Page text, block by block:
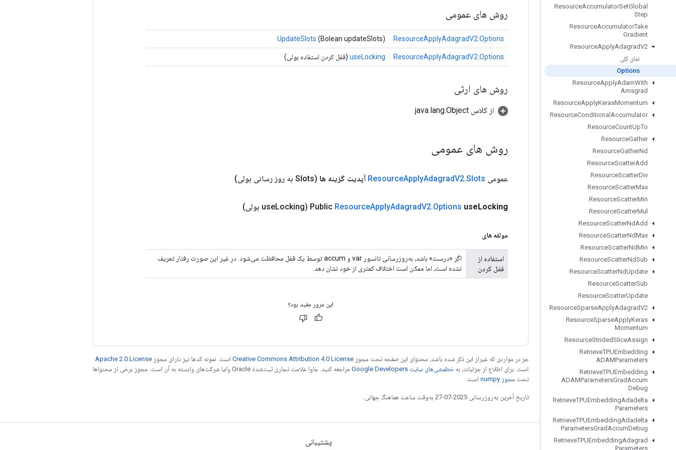
ResourceAccumulatorSetGlobal
Step
ResourceAccumulatorTake
Gradient
ResourceApplyAdagradV2
نمای کلی
Options
ResourceApplyAdamWith
Amsgrad
ResourceApplyKerasMomentum
ResourceConditional Accumulator
ResourceCountUpTo
ResourceGather
ResourceGatherNd
ResourceScatterAdd
ResourceScatterDiv
ResourceScatterMax
ResourceScatterMin
ResourceScatterMul
ResourceScatterNdAdd
ResourceScatterNdMax
ResourceScatterNdMin
ResourceScatterNdSub
ResourceScatterNdUpdate
ResourceScatterSub
ResourceScatterUpdate
ResourceSparseApplyAdagradV2
ResourceSparseApplyKeras
Momentum
ResourceStridedSliceAssign
RetrieveTPUEmbedding
ADAMParameters
RetrieveTPUEmbedding
ADAMParametersGradAccum
Debug
RetrieveTPUEmbeddingAdadelta
Parameters
RetrieveTPUEmbeddingAdadelta
ParametersGradAccumDebug
RetrieveTPUEmbeddingAdagrad
Parameters
روش های عمومی
ResourceApplyAdagradV2.Options
UpdateSlots (Bolean updateSlots)
ResourceApplyAdagradV2.Options
useLocking (قفل کردن استفاده بولی)
روش های ارثی
از کلاس java.lang.Object
روش های عمومی
عمومی ResourceApplyAdagradV2.Slots آپدیت گزینه ها (Slots به روز رسانی بولی)
Public ResourceApplyAdagradV2.Options useLocking
(useLocking بولی)
مولفه های
استفاده از
قفل کردن
اگر «درست» باشد، به‌روزرسانی تانسور var و accum توسط یک قفل محافظت می‌شود. در غیر این صورت رفتار تعریف
نشده است، اما ممکن است اختلاف کمتری از خود نشان دهد.
این مرور مفید بود؟
جز در مواردی که غیراز این ذکر شده باشد، محتوای این صفحه تحت مجوز Creative Commons Attribution 4.0 License است. نمونه کدها نیز دارای مجوز Apache 2.0 License
است. برای اطلاع از جزئیات، به خطمشی‌های سایت Google Developers‏
مراجعه کنید. جاوا علامت تجاری ثبت‌شده Oracle و/یا شرکت‌های وابسته به آن است. مجوز برخی از محتواها
تحت مجوز numpy‏ است.
تاریخ آخرین به‌روزرسانی 2025-07-27 به‌وقت ساعت هماهنگ جهانی.
مرتبط بمانید پشتیبانی